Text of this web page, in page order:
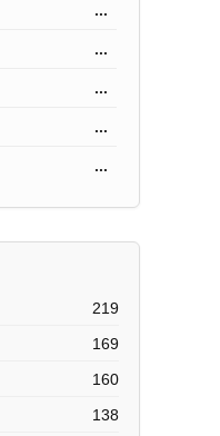
...
...
...
...
...
219
169
160
138